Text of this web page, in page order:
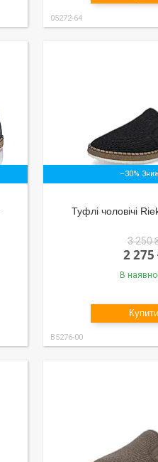
05272-64
–30%
Туфлі чоловічі
3 250
2 275
В
Купити
B5276-00